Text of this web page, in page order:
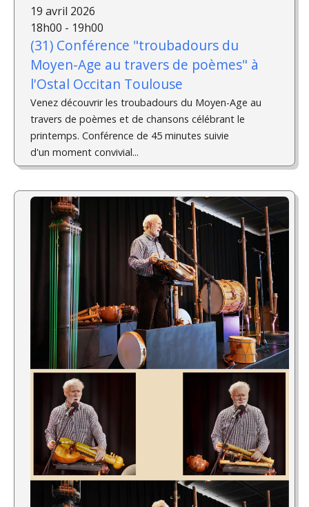
19 avril 2026
18h00 - 19h00
(31) Conférence "troubadours du
Moyen-Age au travers de poèmes" à
l'Ostal Occitan Toulouse
Venez découvrir les troubadours du Moyen-Age au
travers de poèmes et de chansons célébrant le
printemps. Conférence de 45 minutes suivie
d'un moment convivial...